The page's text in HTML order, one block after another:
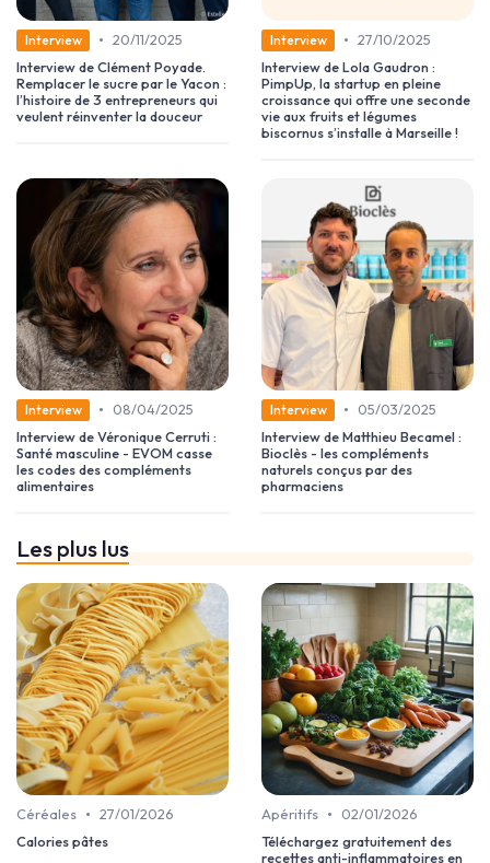
Interview • 20/11/2025
Interview de Clément Poyade.
Remplacer le sucre par le Yacon :
l’histoire de 3 entrepreneurs qui
veulent réinventer la douceur
Interview • 27/10/2025
Interview de Lola Gaudron :
PimpUp, la startup en pleine
croissance qui offre une seconde
vie aux fruits et légumes
biscornus s’installe à Marseille !
Interview •
08/04/2025
Interview de Véronique Cerruti :
Santé masculine - EVOM casse
les codes des compléments
alimentaires
Interview •
05/03/2025
Interview de Matthieu Becamel :
Bioclès - les compléments
naturels conçus par des
pharmaciens
Les plus lus
Céréales • 27/01/2026
Calories pâtes
Apéritifs •
02/01/2026
Téléchargez gratuitement des
recettes anti-inflammatoires en